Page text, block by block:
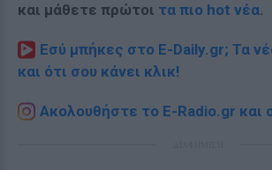
και μάθετε πρώτοι τα πιο hot νέα.
Εσύ μπήκες στο E-Daily.gr; Τα
και ότι σου κάνει κλικ!
Ακολουθήστε το E-Radio.gr και